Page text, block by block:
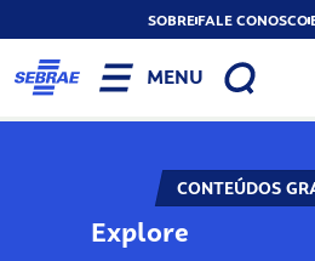
SOBREFALE CONOSCO
MENU
CONTEÚDOS
Explore